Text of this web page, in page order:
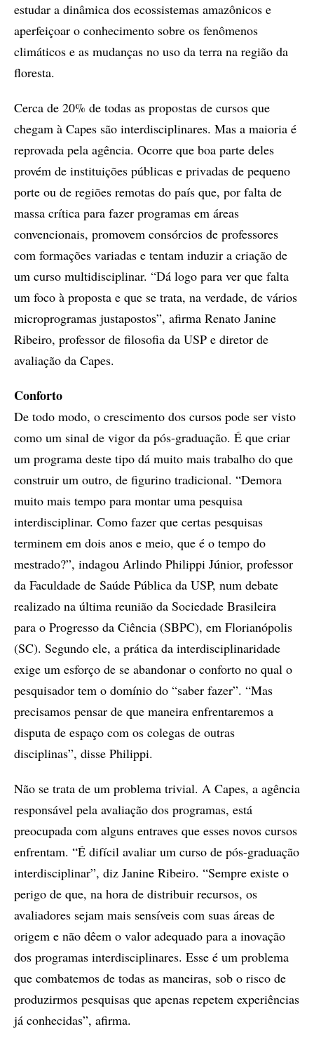
estudar a dinâmica dos ecossistemas amazônicos e
aperfeiçoar o conhecimento sobre os fenômenos
climáticos e as mudanças no uso da terra na região da
floresta.
Cerca de 20% de todas as propostas de cursos que
chegam à Capes são interdisciplinares. Mas a maioria é
reprovada pela agência. Ocorre que boa parte deles
provém de instituições públicas e privadas de pequeno
porte ou de regiões remotas do país que, por falta de
massa crítica para fazer programas em áreas
convencionais, promovem consórcios de professores
com formações variadas e tentam induzir a criação de
um curso multidisciplinar. “Dá logo para ver que falta
um foco à proposta e que se trata, na verdade, de vários
microprogramas justapostos”, afirma Renato Janine
Ribeiro, professor de filosofia da USP e diretor de
avaliação da Capes.
Conforto
De todo modo, o crescimento dos cursos pode ser visto
como um sinal de vigor da pós-graduação. É que criar
um programa deste tipo dá muito mais trabalho do que
construir um outro, de figurino tradicional. “Demora
muito mais tempo para montar uma pesquisa
interdisciplinar. Como fazer que certas pesquisas
terminem em dois anos e meio, que é o tempo do
mestrado?”, indagou Arlindo Philippi Júnior, professor
da Faculdade de Saúde Pública da USP, num debate
realizado na última reunião da Sociedade Brasileira
para o Progresso da Ciência (SBPC), em Florianópolis
(SC). Segundo ele, a prática da interdisciplinaridade
exige um esforço de se abandonar o conforto no qual o
pesquisador tem o domínio do “saber fazer”. “Mas
precisamos pensar de que maneira enfrentaremos a
disputa de espaço com os colegas de outras
disciplinas”, disse Philippi.
Não se trata de um problema trivial. A Capes, a agência
responsável pela avaliação dos programas, está
preocupada com alguns entraves que esses novos cursos
enfrentam. “É difícil avaliar um curso de pós-graduação
interdisciplinar”, diz Janine Ribeiro. “Sempre existe o
perigo de que, na hora de distribuir recursos, os
avaliadores sejam mais sensíveis com suas áreas de
origem e não dêem o valor adequado para a inovação
dos programas interdisciplinares. Esse é um problema
que combatemos de todas as maneiras, sob o risco de
produzirmos pesquisas que apenas repetem experiências
já conhecidas”, afirma.